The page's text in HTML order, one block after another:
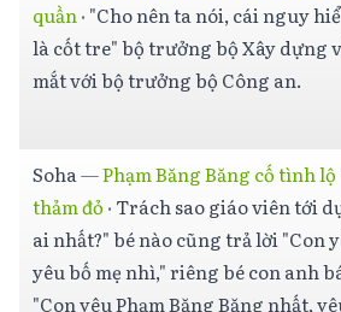
quần· "Cho nên ta nói, cái nguy
là cốt tre" bộ trưởng bộ Xây dựng
mắt với bộ trưởng bộ Công an.
Soha—Phạm Băng Băng cố tình
thảm đỏ · Trách sao giáo viên tới
ai nhất?" bé nào cũng trả lời "Con
yêu bố mẹ nhì," riêng bé con anh
"Con yêu Phạm Băng Băng nhất,